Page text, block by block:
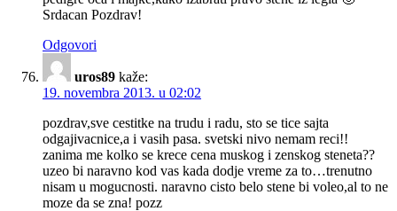
Srdacan Pozdrav!
Odgovori
uros89 kaže:
19. novembra 2013. u 02:02
pozdrav,sve cestitke na trudu i radu, sto se tice sajta
odgajivacnice,a i vasih pasa. svetski nivo nemam reci!!
zanima me kolko se krece cena muskog i zenskog steneta??
uzeo bi naravno kod vas kada dodje vreme za to…trenutno
nisam u mogucnosti. naravno cisto belo stene bi voleo,al to ne
moze da se zna! pozz